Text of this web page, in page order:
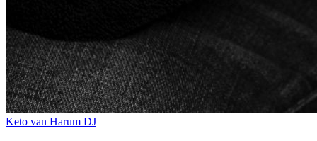
Keto van Harum DJ